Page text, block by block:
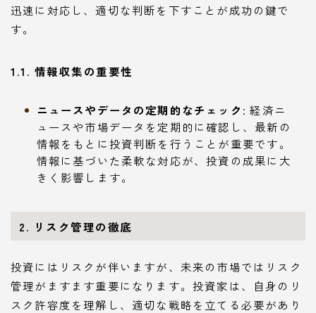
迅速に対応し、適切な判断を下すことが成功の鍵で
す。
1.1. 情報収集の重要性
ニュースやデータの定期的なチェック : 経済ニ
ュースや市場データを定期的に確認し、最新の
情報をもとに投資判断を行うことが重要です。
情報に基づいた柔軟な対応が、投資の成果に大
きく影響します。
2. リスク管理の徹底
投資にはリスクが伴いますが、未来の市場ではリスク
管理がますます重要になります。投資家は、自身のリ
スク許容度を理解し、適切な戦略を立てる必要があり